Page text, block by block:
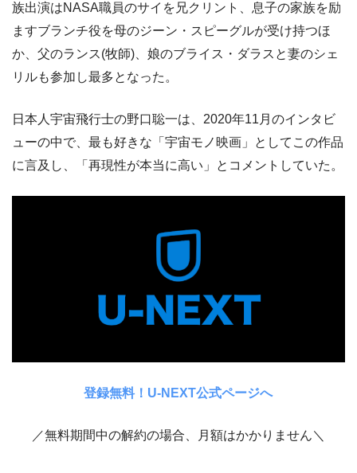
族出演はNASA職員のサイを兄クリント、息子の家族を励
ますブランチ役を母のジーン・スピーグルが受け持つほ
か、父のランス(牧師)、娘のブライス・ダラスと妻のシェ
リルも参加し最多となった。
日本人宇宙飛行士の野口聡一は、2020年11月のインタビ
ューの中で、最も好きな「宇宙モノ映画」としてこの作品
に言及し、「再現性が本当に高い」とコメントしていた。
登録無料！U-NEXT公式ページへ
／無料期間中の解約の場合、月額はかかりません＼